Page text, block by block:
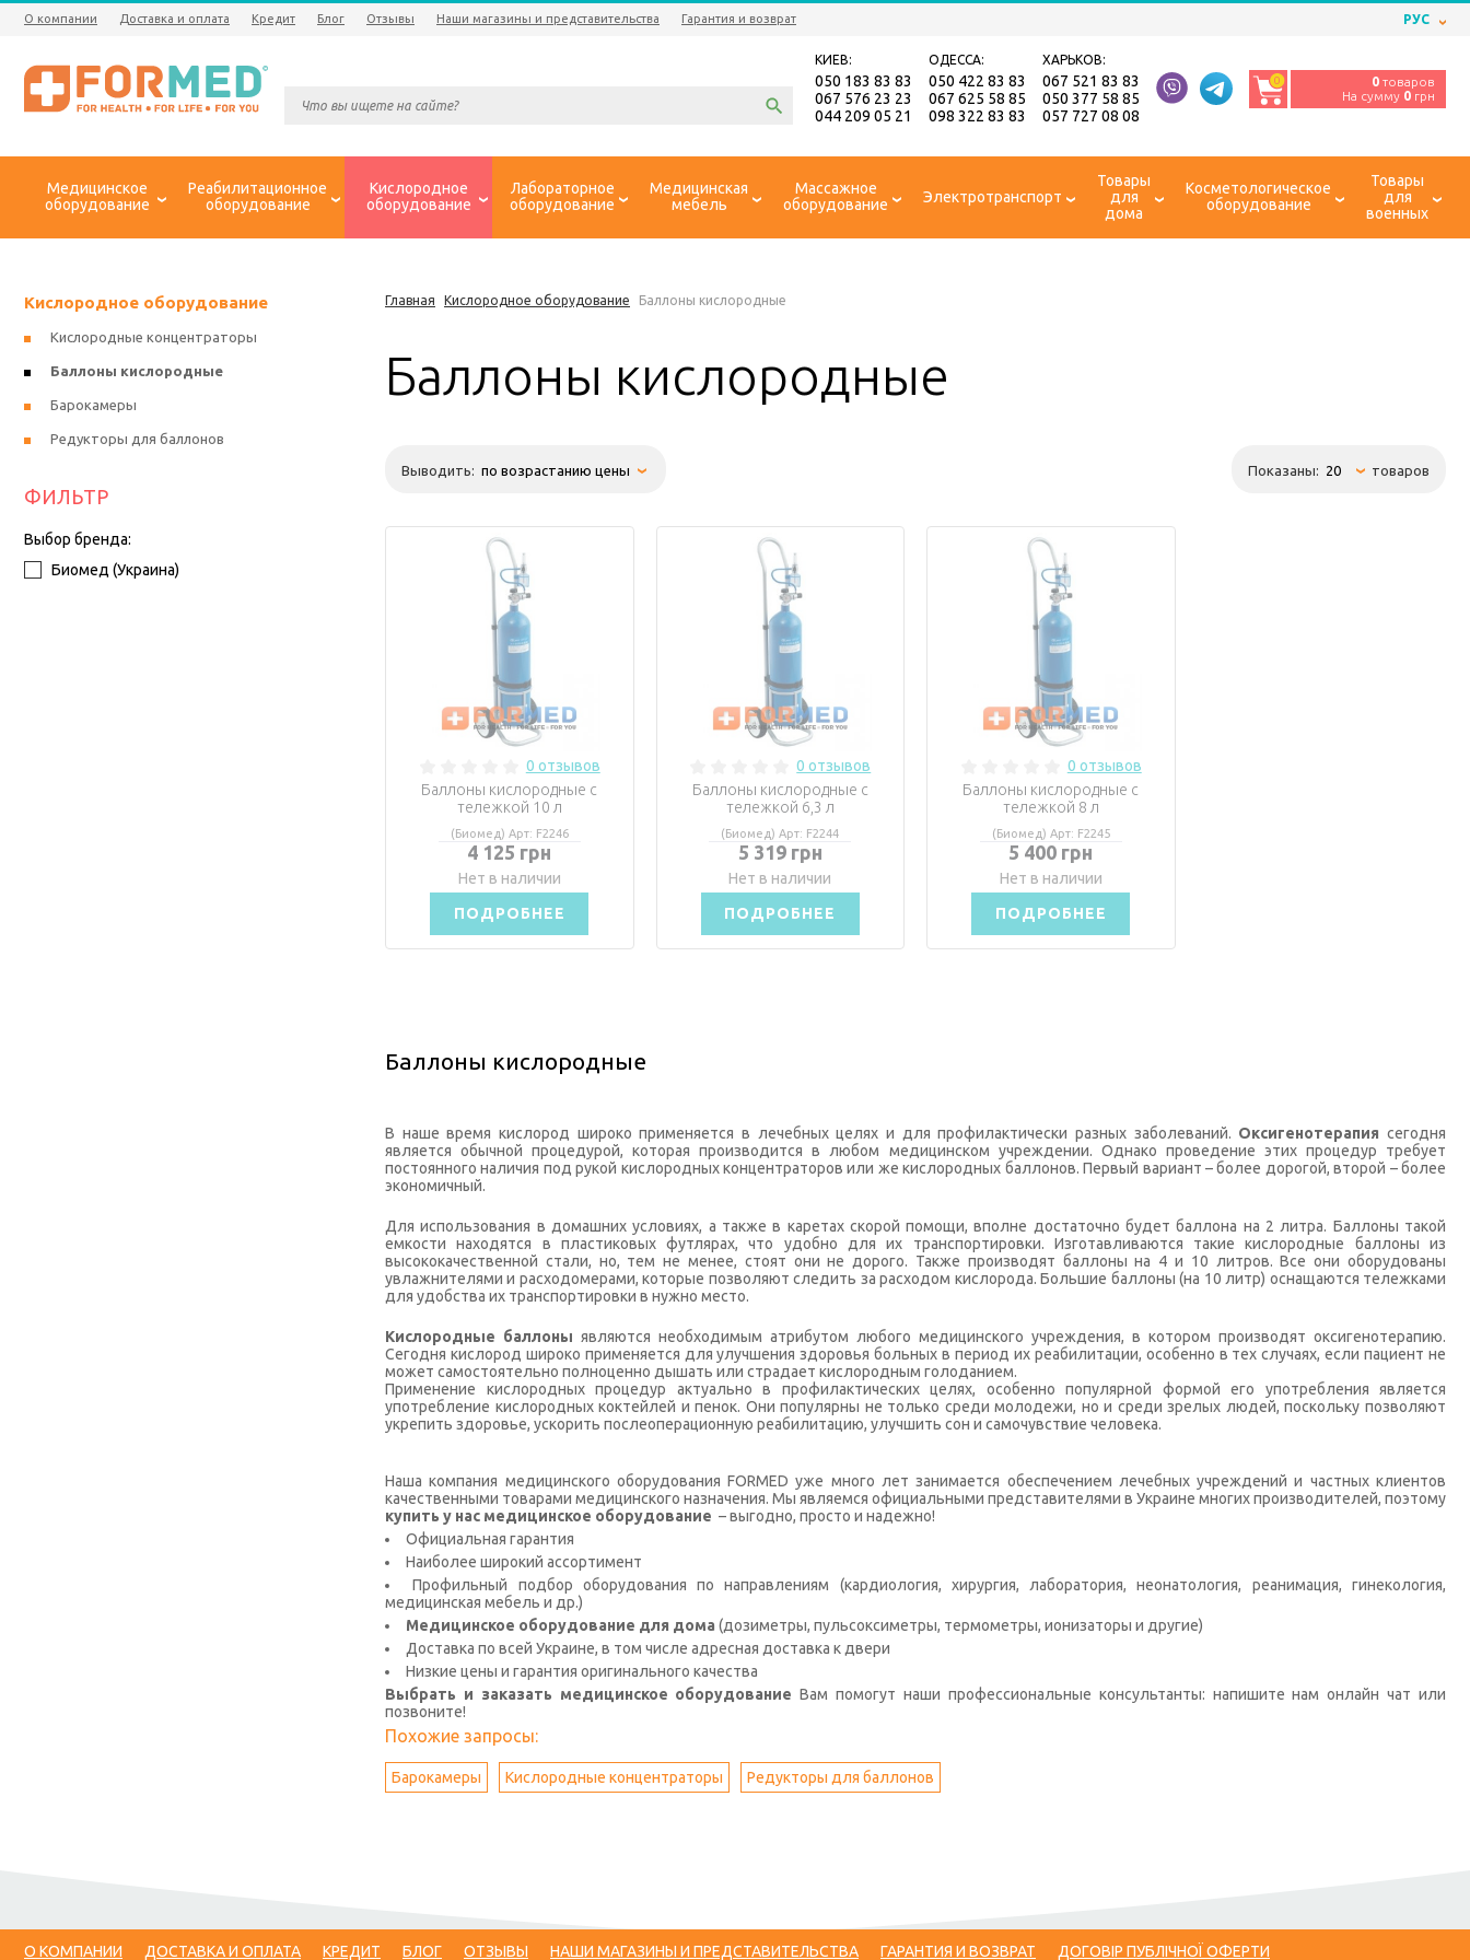
О компании Доставка и оплата Кредит Блог Отзывы Наши магазины и представительства Гарантия и возврат РУС
КИЕВ:
050 183 83 83
067 576 23 23
044 209 05 21
ОДЕССА:
050 422 83 83
067 625 58 85
098 322 83 83
ХАРЬКОВ:
067 521 83 83
050 377 58 85
057 727 08 08
0 0 товаров
На сумму 0 грн
Медицинское
оборудование
Реабилитационное
оборудование
Кислородное
оборудование
Лабораторное
оборудование
Медицинская
мебель
Массажное
оборудование
Электротранспорт
Товары
для
дома
Косметологическое
оборудование
Товары
для
военных
Главная Кислородное оборудование Баллоны кислородные
Баллоны кислородные
Выводить: Показаны: товаров
0 отзывов
Баллоны кислородные с
тележкой 10 л
(Биомед) Арт: F2246
4 125 грн
Нет в наличии
ПОДРОБНЕЕ
0 отзывов
Баллоны кислородные с
тележкой 6,3 л
(Биомед) Арт: F2244
5 319 грн
Нет в наличии
ПОДРОБНЕЕ
0 отзывов
Баллоны кислородные с
тележкой 8 л
(Биомед) Арт: F2245
5 400 грн
Нет в наличии
ПОДРОБНЕЕ
Баллоны кислородные
В наше время кислород широко применяется в лечебных целях и для профилактически разных заболеваний. Оксигенотерапия сегодня
является обычной процедурой, которая производится в любом медицинском учреждении. Однако проведение этих процедур требует
постоянного наличия под рукой кислородных концентраторов или же кислородных баллонов. Первый вариант – более дорогой, второй – более
экономичный.
Для использования в домашних условиях, а также в каретах скорой помощи, вполне достаточно будет баллона на 2 литра. Баллоны такой
емкости находятся в пластиковых футлярах, что удобно для их транспортировки. Изготавливаются такие кислородные баллоны из
высококачественной стали, но, тем не менее, стоят они не дорого. Также производят баллоны на 4 и 10 литров. Все они оборудованы
увлажнителями и расходомерами, которые позволяют следить за расходом кислорода. Большие баллоны (на 10 литр) оснащаются тележками
для удобства их транспортировки в нужно место.
Кислородные баллоны являются необходимым атрибутом любого медицинского учреждения, в котором производят оксигенотерапию.
Сегодня кислород широко применяется для улучшения здоровья больных в период их реабилитации, особенно в тех случаях, если пациент не
может самостоятельно полноценно дышать или страдает кислородным голоданием.
Применение кислородных процедур актуально в профилактических целях, особенно популярной формой его употребления является
употребление кислородных коктейлей и пенок. Они популярны не только среди молодежи, но и среди зрелых людей, поскольку позволяют
укрепить здоровье, ускорить послеоперационную реабилитацию, улучшить сон и самочувствие человека.
Наша компания медицинского оборудования FORMED уже много лет занимается обеспечением лечебных учреждений и частных клиентов
качественными товарами медицинского назначения. Мы являемся официальными представителями в Украине многих производителей, поэтому
купить у нас медицинское оборудование – выгодно, просто и надежно!
Официальная гарантия
Наиболее широкий ассортимент
Профильный подбор оборудования по направлениям (кардиология, хирургия, лаборатория, неонатология, реанимация, гинекология,
медицинская мебель и др.)
Медицинское оборудование для дома (дозиметры, пульсоксиметры, термометры, ионизаторы и другие)
Доставка по всей Украине, в том числе адресная доставка к двери
Низкие цены и гарантия оригинального качества
Выбрать и заказать медицинское оборудованиеВам помогут наши профессиональные консультанты: напишите нам онлайн чат или
позвоните!
Похожие запросы:
Барокамеры Кислородные концентраторы Редукторы для баллонов
Кислородное оборудование
Кислородные концентраторы
Баллоны кислородные
Барокамеры
Редукторы для баллонов
ФИЛЬТР
Выбор бренда:
Биомед (Украина)
О КОМПАНИИ ДОСТАВКА И ОПЛАТА КРЕДИТ БЛОГ ОТЗЫВЫ НАШИ МАГАЗИНЫ И ПРЕДСТАВИТЕЛЬСТВА ГАРАНТИЯ И ВОЗВРАТ ДОГОВІР ПУБЛІЧНОЇ ОФЕРТИ